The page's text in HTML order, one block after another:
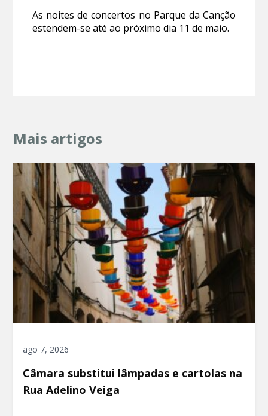
As noites de concertos no Parque da Canção
estendem-se até ao próximo dia 11 de maio.
Mais artigos
ago 7, 2026
Câmara substitui lâmpadas e cartolas na
Rua Adelino Veiga